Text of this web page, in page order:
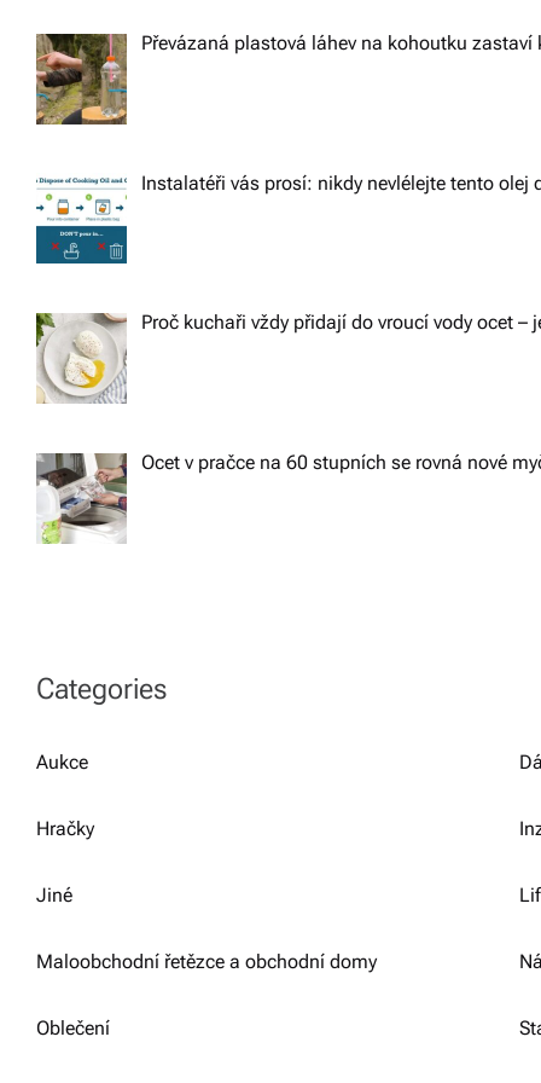
Převázaná plastová láhev na kohoutku zastaví
Instalatéři vás prosí: nikdy nevlélejte tento olej
Proč kuchaři vždy přidají do vroucí vody ocet –
Ocet v pračce na 60 stupních se rovná nové
Categories
Aukce
Hračky
Jiné
Maloobchodní řetězce a obchodní domy
Oblečení